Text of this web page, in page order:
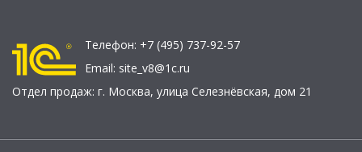
Телефон: +7 (495) 737-92-57
Email: site_v8@1c.ru
Отдел продаж: г. Москва, улица Селезнёвская, дом 21